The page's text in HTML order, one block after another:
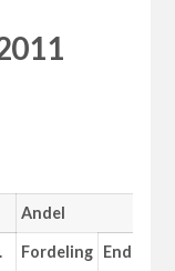
Andel
Fordeling Endr.